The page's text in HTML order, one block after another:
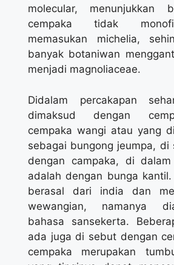
molecular, menunjukkan
cempaka tidak
memasukan michelia,
banyak botaniwan
menjadi magnoliaceae.
Didalam percakapan
dimaksud dengan
cempaka wangi atau yang
sebagai bungong jeumpa, di
dengan campaka, di
adalah dengan bunga
berasal dari india dan
wewangian, namanya
bahasa sansekerta.
ada juga di sebut dengan
cempaka merupakan